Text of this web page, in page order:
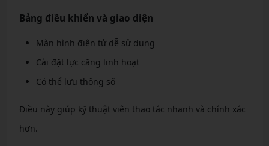
Bảng điều khiển và giao diện
Màn hình điện tử dễ sử dụng
Cài đặt lực căng linh hoạt
Có thể lưu thông số
Điều này giúp kỹ thuật viên thao tác nhanh và chính xác
hơn.